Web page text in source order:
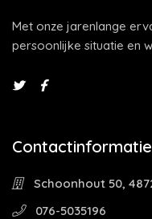
Met onze jarenlange
persoonlijke situatie en
Contactinformatie
Schoonhout 50,
076-5035196